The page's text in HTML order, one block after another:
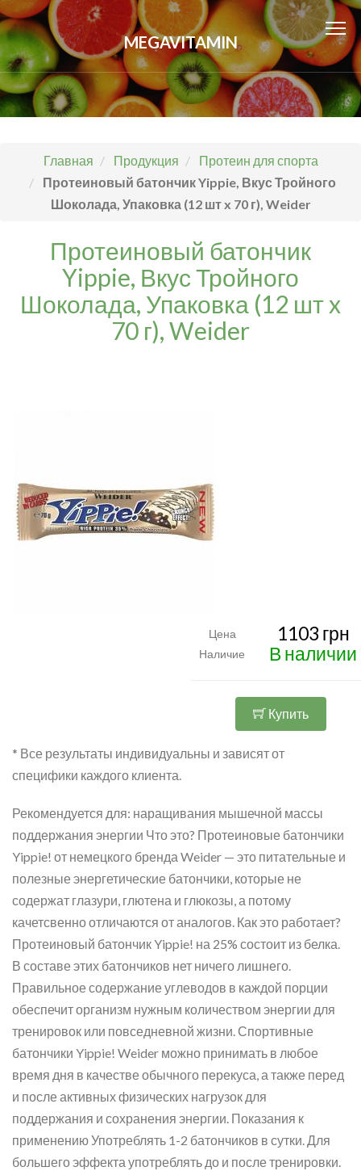
MEGAVITAMIN
Главная Продукция
Протеин для спорта
Протеиновый батончик Yippie, Вкус Тройного
Шоколада, Упаковка (12 шт x 70 г), Weider
Протеиновый батончик
Yippie, Вкус Тройного
Шоколада, Упаковка (12 шт x
70 г), Weider
Цена 1103 грн
Наличие В наличии
Купить
* Все результаты индивидуальны и зависят от
специфики каждого клиента.
Рекомендуется для: наращивания мышечной массы
поддержания энергии Что это? Протеиновые батончики
Yippie! от немецкого бренда Weider — это питательные и
полезные энергетические батончики, которые не
содержат глазури, глютена и глюкозы, а потому
качетсвенно отличаются от аналогов. Как это работает?
Протеиновый батончик Yippie! на 25% состоит из белка.
В составе этих батончиков нет ничего лишнего.
Правильное содержание углеводов в каждой порции
обеспечит организм нужным количеством энергии для
тренировок или повседневной жизни. Спортивные
батончики Yippie! Weider можно принимать в любое
время дня в качестве обычного перекуса, а также перед
и после активных физических нагрузок для
поддержания и сохранения энергии. Показания к
применению Употреблять 1-2 батончиков в сутки. Для
большего эффекта употреблять до и после тренировки.